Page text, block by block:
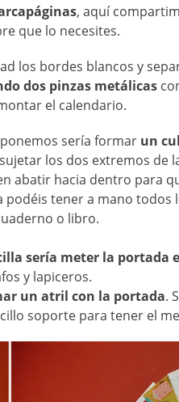
, aquí
que lo necesites.
los bordes blancos y
dos pinzas metálicas
el calendario.
sería formar un
los dos extremos
abatir hacia dentro para
podéis tener a mano todos
o libro.
sería meter la portada
y lapiceros.
un atril con la portada.
soporte para tener el